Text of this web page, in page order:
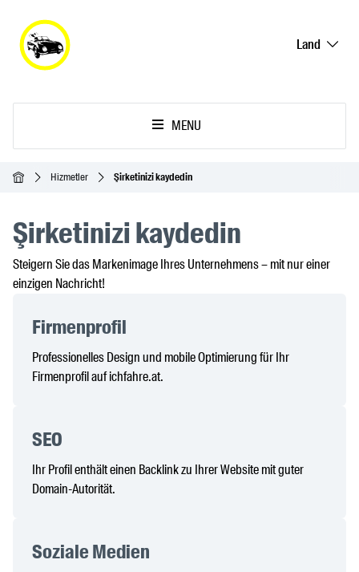
Land
MENU
Ana SayfaHizmetler Şirketinizi kaydedin
Şirketinizi kaydedin
Steigern Sie das Markenimage Ihres Unternehmens – mit nur einer
einzigen Nachricht!
Firmenprofil
Professionelles Design und mobile Optimierung für Ihr
Firmenprofil auf ichfahre.at.
SEO
Ihr Profil enthält einen Backlink zu Ihrer Website mit guter
Domain-Autorität.
Soziale Medien